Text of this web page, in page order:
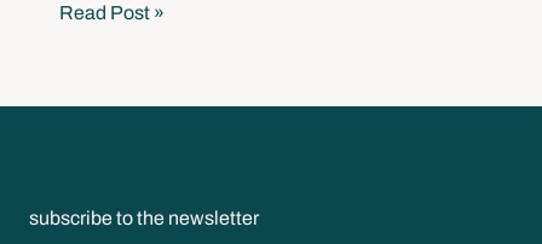
Read Post »
subscribe to the newsletter